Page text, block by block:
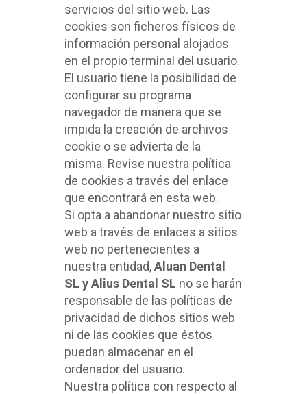
servicios del sitio web. Las
cookies son ficheros físicos de
información personal alojados
en el propio terminal del usuario.
El usuario tiene la posibilidad de
configurar su programa
navegador de manera que se
impida la creación de archivos
cookie o se advierta de la
misma. Revise nuestra política
de cookies a través del enlace
que encontrará en esta web.
Si opta a abandonar nuestro sitio
web a través de enlaces a sitios
web no pertenecientes a
nuestra entidad,Aluan Dental
SL y Alius Dental SL no se harán
responsable de las políticas de
privacidad de dichos sitios web
ni de las cookies que éstos
puedan almacenar en el
ordenador del usuario.
Nuestra política con respecto al